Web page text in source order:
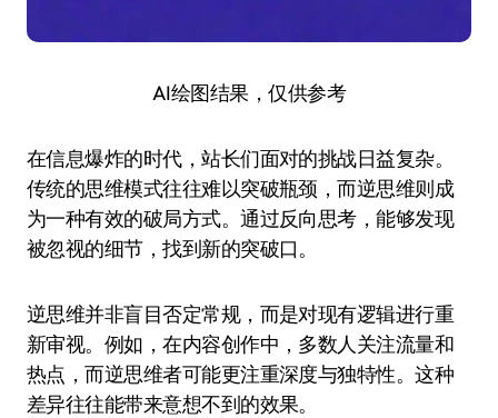
AI绘图结果，仅供参考
在信息爆炸的时代，站长们面对的挑战日益复杂。
传统的思维模式往往难以突破瓶颈，而逆思维则成
为一种有效的破局方式。通过反向思考，能够发现
被忽视的细节，找到新的突破口。
逆思维并非盲目否定常规，而是对现有逻辑进行重
新审视。例如，在内容创作中，多数人关注流量和
热点，而逆思维者可能更注重深度与独特性。这种
差异往往能带来意想不到的效果。